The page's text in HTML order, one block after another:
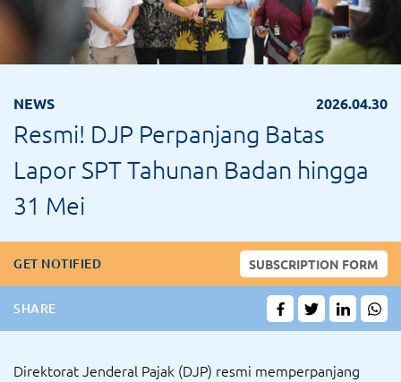
NEWS 2026.04.30
Resmi! DJP Perpanjang Batas
Lapor SPT Tahunan Badan hingga
31 Mei
GET NOTIFIED SUBSCRIPTION FORM
SHARE
Direktorat Jenderal Pajak (DJP) resmi memperpanjang